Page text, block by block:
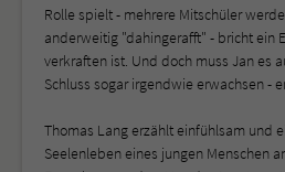
Rolle spielt - mehrere Mitschüler
anderweitig "dahingerafft" - bricht ein
verkraften ist. Und doch muss Jan es
Schluss sogar irgendwie erwachsen -
Thomas Lang erzählt einfühlsam und
Seelenleben eines jungen Menschen